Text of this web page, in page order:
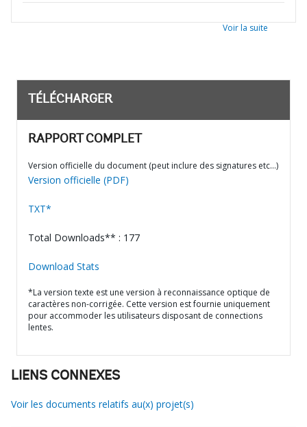
Voir la suite
TÉLÉCHARGER
RAPPORT COMPLET
Version officielle du document (peut inclure des signatures etc…)
Version officielle (PDF)
TXT*
Total Downloads** : 177
Download Stats
*La version texte est une version à reconnaissance optique de
caractères non-corrigée. Cette version est fournie uniquement
pour accommoder les utilisateurs disposant de connections
lentes.
LIENS CONNEXES
Voir les documents relatifs au(x) projet(s)